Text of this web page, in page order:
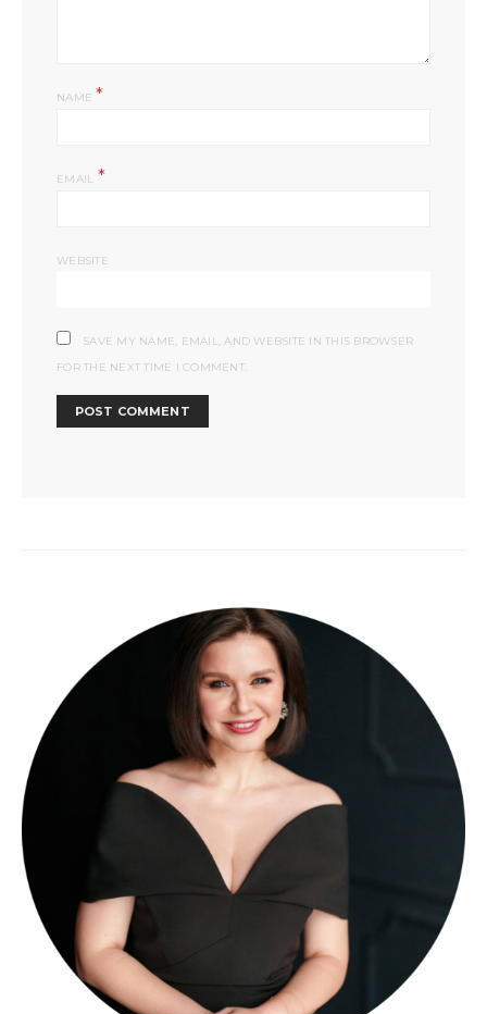
NAME*
EMAIL *
WEBSITE
SAVE MY NAME, EMAIL, AND WEBSITE IN THIS BROWSER
FOR THE NEXT TIME I COMMENT.